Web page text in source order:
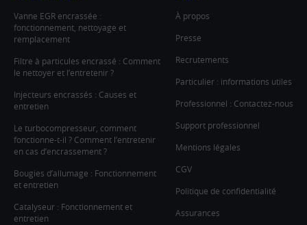
Vanne EGR encrassée :
fonctionnement, nettoyage et
remplacement
Filtre à particules encrassé : Comment
le nettoyer et l’entretenir ?
Injecteurs encrassés : Causes et
entretien
Le turbocompresseur, comment
fonctionne-t-il ? Comment l’entretenir
en cas d’encrassement ?
Bougies d’allumage : Fonctionnement
et entretien
Catalyseur : Fonctionnement et
entretien
À propos
Presse
Recrutements
Particulier : informations utiles
Professionnel : Contactez-nous
Support professionnel
Mentions légales
CGV
Politique de confidentialité
Assurances